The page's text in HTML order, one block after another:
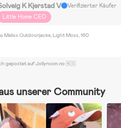
K Kjerstad V
Verifizierter Käufer
Little Home CEO
Meliss Outdoorjacke, Light Moss, 160
gepostet auf Jollyroom.no 🇳🇴
unserer Community